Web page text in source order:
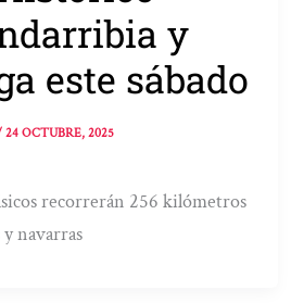
y
este sábado
24 OCTUBRE, 2025
recorrerán 256 kilómetros
navarras